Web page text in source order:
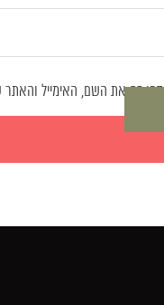
זה את השם, האימייל